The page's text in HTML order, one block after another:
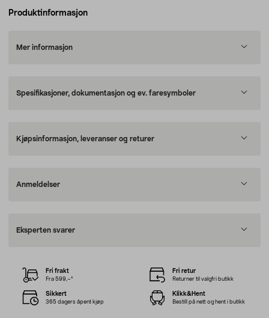
Produktinformasjon
Mer informasjon
Spesifikasjoner, dokumentasjon og ev. faresymboler
Kjøpsinformasjon, leveranser og returer
Anmeldelser
Eksperten svarer
Fri frakt
Fra 599,–*
Fri retur
Returner til valgfri butikk
Sikkert
365 dagers åpent kjøp
Klikk&Hent
Bestill på nett og hent i butikk